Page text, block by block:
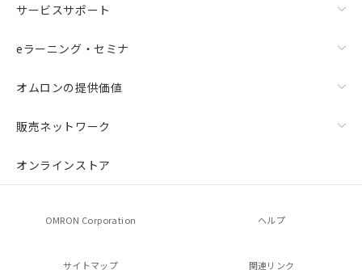
サービスサポート
eラーニング・セミナ
オムロンの提供価値
販売ネットワーク
オンラインストア
OMRON Corporation ヘルプ
サイトマップ 関連リンク